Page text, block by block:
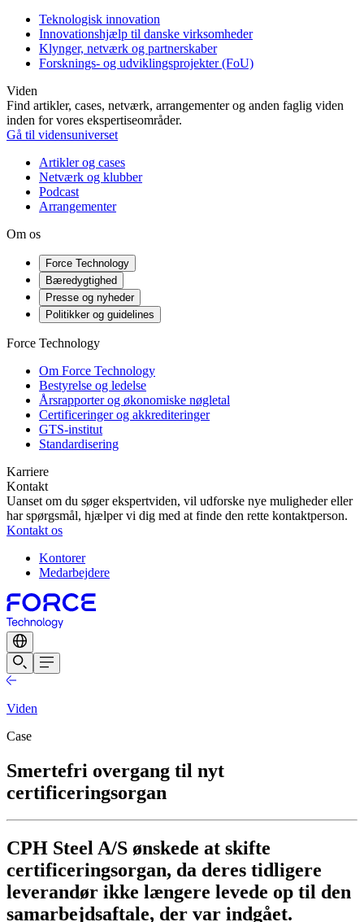
Teknologisk innovation
Innovationshjælp til danske virksomheder
Klynger, netværk og partnerskaber
Forsknings- og udviklingsprojekter (FoU)
Viden
Find artikler, cases, netværk, arrangementer og anden faglig viden
inden for vores ekspertiseområder.
Gå til vidensuniverset
Artikler og cases
Netværk og klubber
Podcast
Arrangementer
Om os
Force Technology
Bæredygtighed
Presse og nyheder
Politikker og guidelines
Force Technology
Om Force Technology
Bestyrelse og ledelse
Årsrapporter og økonomiske nøgletal
Certificeringer og akkrediteringer
GTS-institut
Standardisering
Karriere
Kontakt
Uanset om du søger ekspertviden, vil udforske nye muligheder eller
har spørgsmål, hjælper vi dig med at finde den rette kontaktperson.
Kontakt os
Kontorer
Medarbejdere
Viden
Case
Smertefri overgang til nyt
certificeringsorgan
CPH Steel A/S ønskede at skifte
certificeringsorgan, da deres tidligere
leverandør ikke længere levede op til den
samarbejdsaftale, der var indgået.